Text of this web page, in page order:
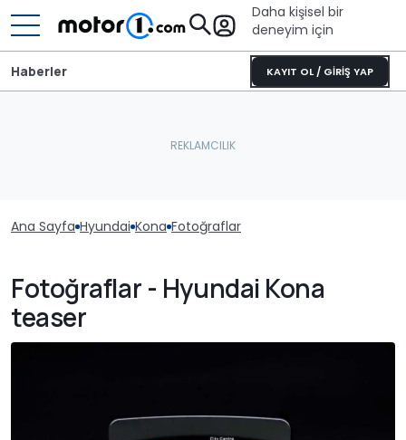
Daha kişisel bir
deneyim için
KAYIT OL / GİRİŞ YAP
Haberler
Ana Sayfa Hyundai Kona Fotoğraflar
Fotoğraflar - Hyundai Kona
teaser